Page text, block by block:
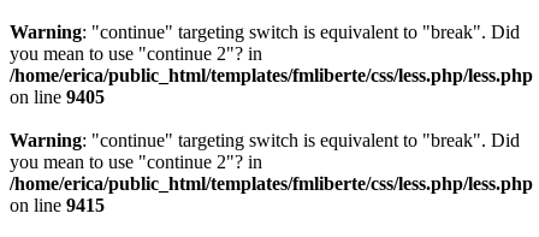
Warning: "continue" targeting switch is equivalent to "break". Did
you mean to use "continue 2"? in
/home/erica/public_html/templates/fmliberte/css/less.php/less.php
on line 9405
Warning: "continue" targeting switch is equivalent to "break". Did
you mean to use "continue 2"? in
/home/erica/public_html/templates/fmliberte/css/less.php/less.php
on line 9415